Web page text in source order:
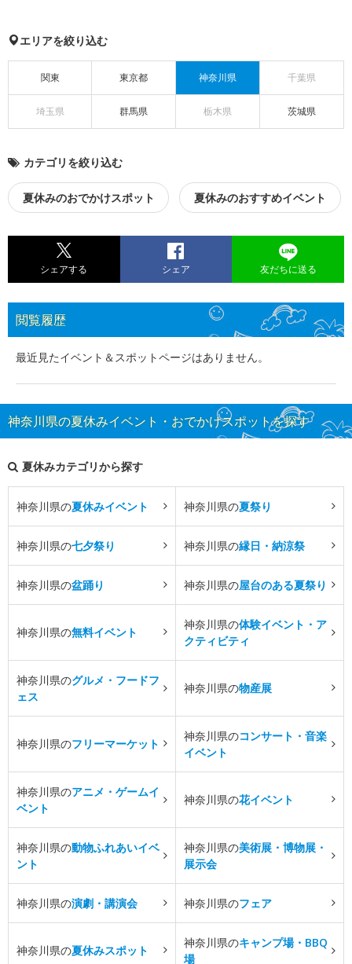
エリアを絞り込む
関東 東京都 神奈川県 千葉県
埼玉県 群馬県 栃木県 茨城県
カテゴリを絞り込む
夏休みのおでかけスポット 夏休みのおすすめイベント
シェアする シェア 友だちに送る
閲覧履歴
最近見たイベント＆スポットページはありません。
神奈川県の夏休みイベント・おでかけスポットを探す
夏休みカテゴリから探す
神奈川県の夏休みイベント 神奈川県の夏祭り
神奈川県の七夕祭り 神奈川県の縁日・納涼祭
神奈川県の盆踊り 神奈川県の屋台のある夏祭り
神奈川県の無料イベント
神奈川県の体験イベント・ア
クティビティ
神奈川県のグルメ・フードフ
ェス
神奈川県の物産展
神奈川県のフリーマーケット
神奈川県のコンサート・音楽
イベント
神奈川県のアニメ・ゲームイ
ベント
神奈川県の花イベント
神奈川県の動物ふれあいイベ
ント
神奈川県の美術展・博物展・
展示会
神奈川県の演劇・講演会 神奈川県のフェア
神奈川県の夏休みスポット
神奈川県のキャンプ場・BBQ
場